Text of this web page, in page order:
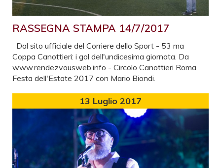
RASSEGNA STAMPA 14/7/2017
Dal sito ufficiale del Corriere dello Sport - 53 ma
Coppa Canottieri: i gol dell'undicesima giornata. Da
www.rendezvousweb.info - Circolo Canottieri Roma
Festa dell'Estate 2017 con Mario Biondi.
13 Luglio 2017